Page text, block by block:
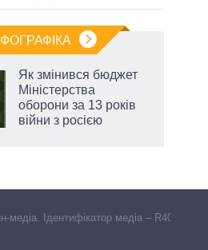
Як змінився бюджет
Міністерства
оборони за 13 років
війни з росією
медіа. Ідентифікатор медіа – R40-